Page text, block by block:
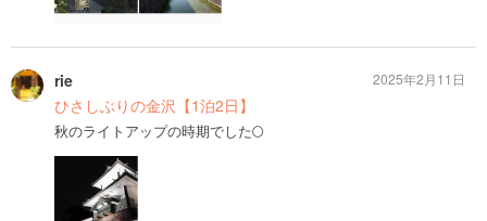
rie
ひさしぶりの金沢【1泊2日】
秋のライトアップの時期でした🌕
2025年2月11日